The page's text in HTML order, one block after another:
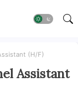
(H/F)
Assistant